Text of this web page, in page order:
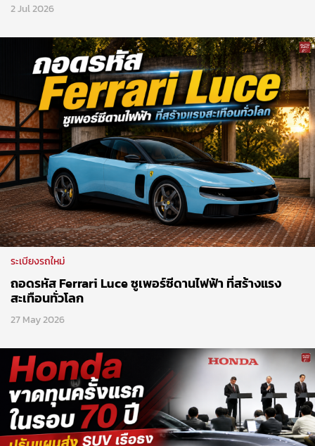
2 Jul 2026
ระเบียงรถใหม่
ถอดรหัส Ferrari Luce ซูเพอร์ซีดานไฟฟ้า ที่สร้างแรง
สะเทือนทั่วโลก
27 May 2026